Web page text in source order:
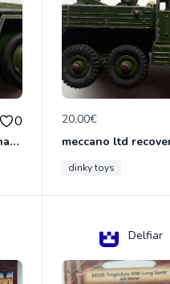
0
meccano ltd austin champ N°674
20.00€
dinky toys
Delfiar